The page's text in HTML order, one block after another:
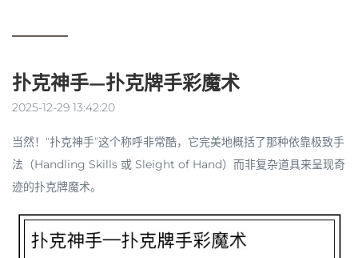
扑克神手—扑克牌手彩魔术
2025-12-29 13:42:20
当然！“扑克神手”这个称呼非常酷，它完美地概括了那种依靠极致手
法（Handling Skills 或 Sleight of Hand）而非复杂道具来呈现奇
迹的扑克牌魔术。